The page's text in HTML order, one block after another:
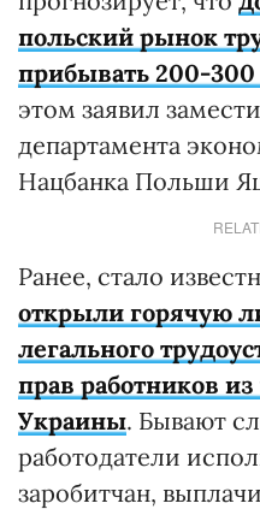
польский рынок
прибывать 200-
этом заявил
департамента
Нацбанка Польши
Ранее, стало
открыли горячую
легального
прав работников
Украины. Бывают
работодатели
заробитчан,